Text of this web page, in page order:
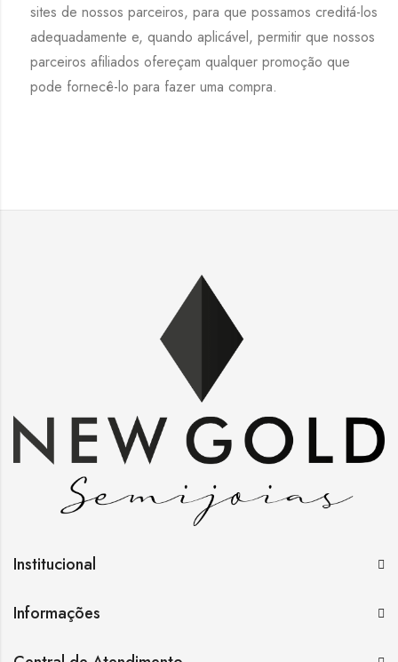
sites de nossos parceiros, para que possamos creditá-los
adequadamente e, quando aplicável, permitir que nossos
parceiros afiliados ofereçam qualquer promoção que
pode fornecê-lo para fazer uma compra.
Institucional
Informações